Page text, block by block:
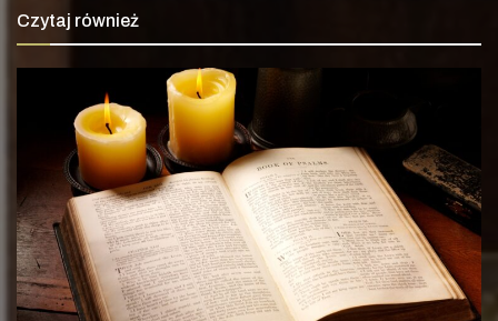
Czytaj również